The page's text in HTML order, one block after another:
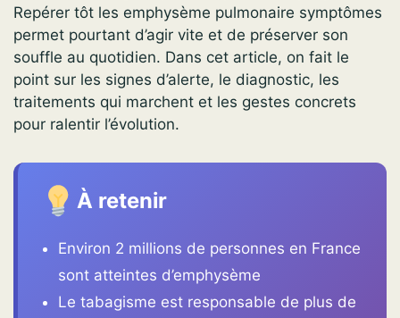
Repérer tôt les emphysème pulmonaire symptômes
permet pourtant d’agir vite et de préserver son
souffle au quotidien. Dans cet article, on fait le
point sur les signes d’alerte, le diagnostic, les
traitements qui marchent et les gestes concrets
pour ralentir l’évolution.
À retenir
Environ 2 millions de personnes en France
sont atteintes d’emphysème
Le tabagisme est responsable de plus de